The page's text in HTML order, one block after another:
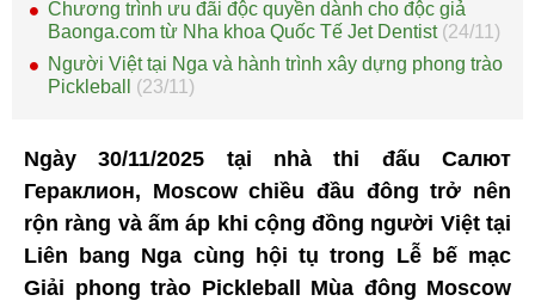
Chương trình ưu đãi độc quyền dành cho độc giả
Baonga.com từ Nha khoa Quốc Tế Jet Dentist (24/11)
Người Việt tại Nga và hành trình xây dựng phong trào
Pickleball (23/11)
Ngày 30/11/2025 tại nhà thi đấu Салют
Гераклион, Moscow chiều đầu đông trở nên
rộn ràng và ấm áp khi cộng đồng người Việt tại
Liên bang Nga cùng hội tụ trong Lễ bế mạc
Giải phong trào Pickleball Mùa đông Moscow